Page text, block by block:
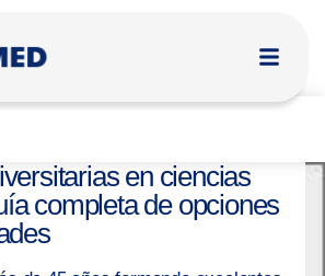
en ciencias
completa de opciones